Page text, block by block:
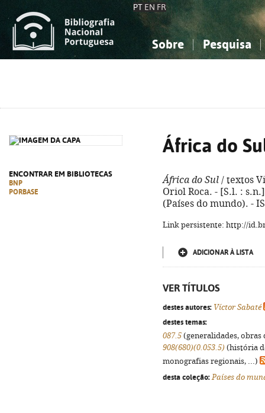
PT EN FR
Sobre Pesquisa
ENCONTRAR EM BIBLIOTECAS
BNP
PORBASE
África do
África do Sul / textos
Oriol Roca. - [S.l. :
(Países do mundo). -
Link persistente: http://
ADICIONAR À LISTA
VER TÍTULOS
destes autores: Víctor Sabaté
destes temas:
087.5 (generalidades,
908(680)(0.053.5) (história
monografias regionais, ...)
desta coleção: Países do